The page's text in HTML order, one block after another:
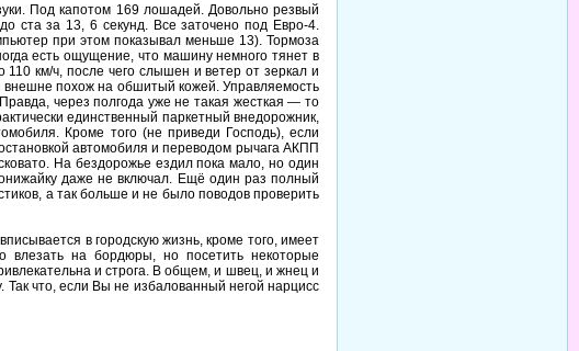
Под капотом 169 лошадей. Довольно резвый
ста за 13, 6 секунд. Все заточено под Евро-4.
при этом показывал меньше 13). Тормоза
есть ощущение, что машину немного тянет в
110 км/ч, после чего слышен и ветер от зеркал и
похож на обшитый кожей. Управляемость
через полгода уже не такая жесткая — то
единственный паркетный внедорожник,
Кроме того (не приведи Господь), если
автомобиля и переводом рычага АКПП
На бездорожье ездил пока мало, но один
даже не включал. Ещё один раз полный
а так больше и не было поводов проверить
в городскую жизнь, кроме того, имеет
влезать на бордюры, но посетить некоторые
и строга. В общем, и швец, и жнец и
что, если Вы не избалованный негой нарцисс